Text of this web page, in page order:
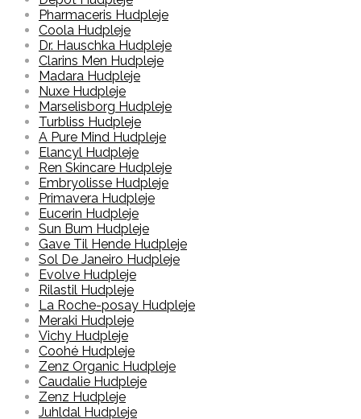
Pharmaceris Hudpleje
Coola Hudpleje
Dr. Hauschka Hudpleje
Clarins Men Hudpleje
Madara Hudpleje
Nuxe Hudpleje
Marselisborg Hudpleje
Turbliss Hudpleje
A Pure Mind Hudpleje
Elancyl Hudpleje
Ren Skincare Hudpleje
Embryolisse Hudpleje
Primavera Hudpleje
Eucerin Hudpleje
Sun Bum Hudpleje
Gave Til Hende Hudpleje
Sol De Janeiro Hudpleje
Evolve Hudpleje
Rilastil Hudpleje
La Roche-posay Hudpleje
Meraki Hudpleje
Vichy Hudpleje
Coohé Hudpleje
Zenz Organic Hudpleje
Caudalie Hudpleje
Zenz Hudpleje
Juhldal Hudpleje